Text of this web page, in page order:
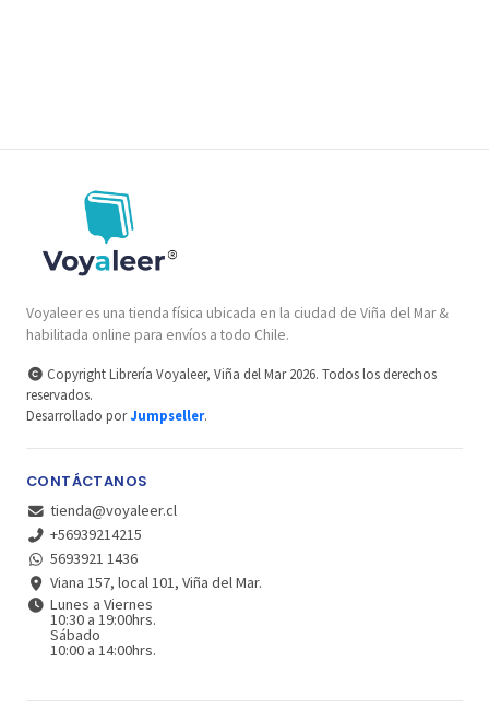
Voyaleer es una tienda física ubicada en la ciudad de Viña del Mar &
habilitada online para envíos a todo Chile.
Copyright Librería Voyaleer, Viña del Mar 2026. Todos los derechos
reservados.
Desarrollado porJumpseller.
CONTÁCTANOS
tienda@voyaleer.cl
+56939214215
5693921 1436
Viana 157, local 101, Viña del Mar.
Lunes a Viernes
10:30 a 19:00hrs.
Sábado
10:00 a 14:00hrs.